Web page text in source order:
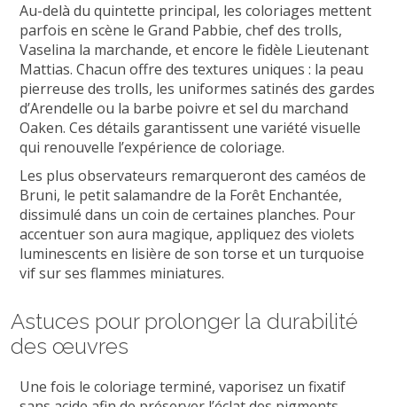
Au-delà du quintette principal, les coloriages mettent
parfois en scène le Grand Pabbie, chef des trolls,
Vaselina la marchande, et encore le fidèle Lieutenant
Mattias. Chacun offre des textures uniques : la peau
pierreuse des trolls, les uniformes satinés des gardes
d’Arendelle ou la barbe poivre et sel du marchand
Oaken. Ces détails garantissent une variété visuelle
qui renouvelle l’expérience de coloriage.
Les plus observateurs remarqueront des caméos de
Bruni, le petit salamandre de la Forêt Enchantée,
dissimulé dans un coin de certaines planches. Pour
accentuer son aura magique, appliquez des violets
luminescents en lisière de son torse et un turquoise
vif sur ses flammes miniatures.
Astuces pour prolonger la durabilité
des œuvres
Une fois le coloriage terminé, vaporisez un fixatif